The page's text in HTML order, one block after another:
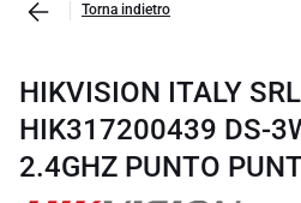
Torna indietro
HIKVISION ITALY
HIK317200439 DS-
2.4GHZ PUNTO